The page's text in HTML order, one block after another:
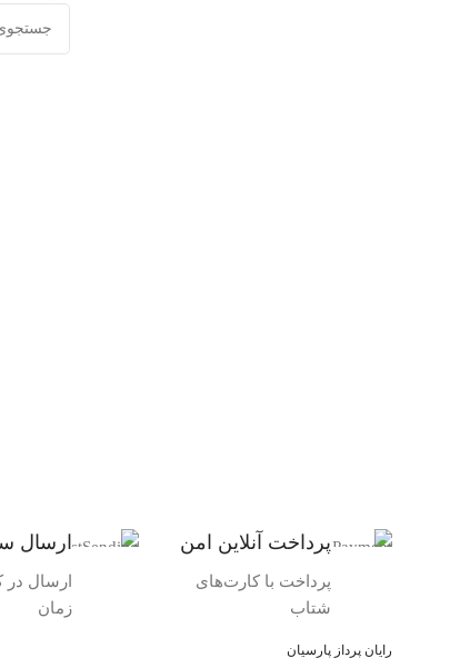
پرداخت آنلاین امن
پرداخت با کارت‌های
شتاب
ارسال
ارسال در
زمان
رایان پرداز پارسیان